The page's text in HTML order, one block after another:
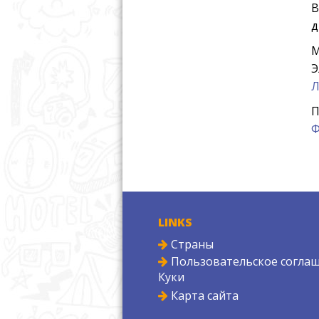
LINKS
Страны
Пользовательское
Куки
Карта сайта